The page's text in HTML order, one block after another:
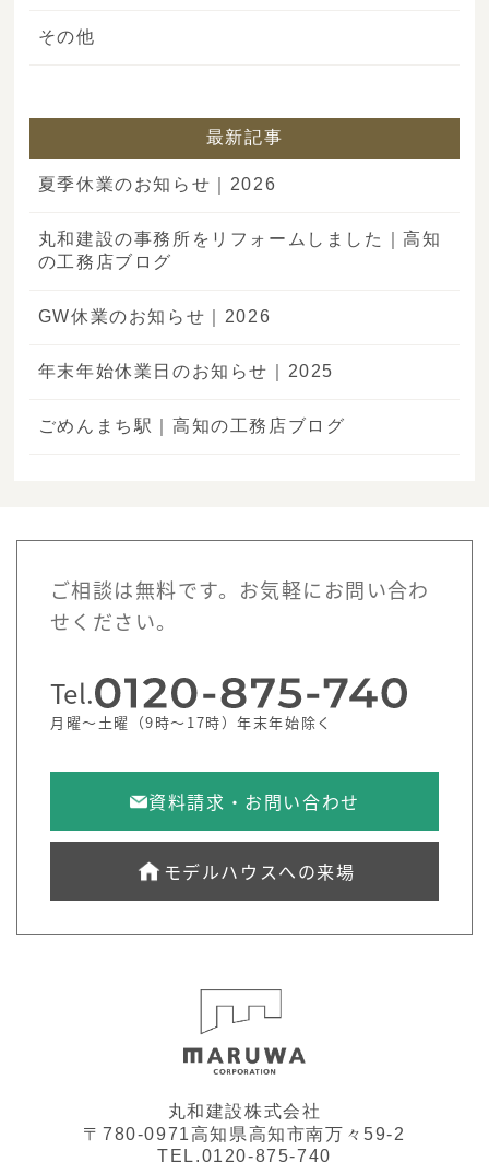
その他
最新記事
夏季休業のお知らせ｜2026
丸和建設の事務所をリフォームしました｜高知
の工務店ブログ
GW休業のお知らせ｜2026
年末年始休業日のお知らせ｜2025
ごめんまち駅｜高知の工務店ブログ
ご相談は無料です。お気軽にお問い合わ
せください。
Tel.
月曜～土曜（9時～17時）年末年始除く
資料請求・お問い合わせ
モデルハウスへの来場
丸和建設株式会社
〒780-0971高知県高知市南万々59-2
TEL.0120-875-740